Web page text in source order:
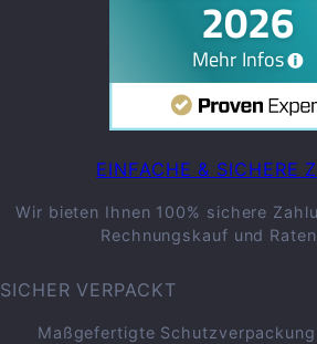
EINFACHE & SICHERE
Wir bieten Ihnen 100% sichere
Rechnungskauf und
SICHER VERPACKT
Maßgefertigte